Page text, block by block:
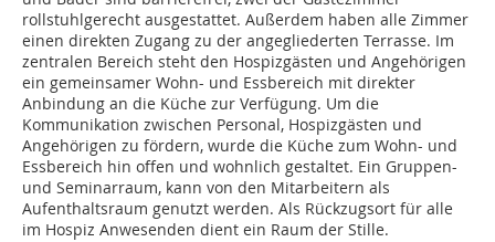
rollstuhlgerecht ausgestattet. Außerdem haben alle Zimmer
einen direkten Zugang zu der angegliederten Terrasse. Im
zentralen Bereich steht den Hospizgästen und Angehörigen
ein gemeinsamer Wohn- und Essbereich mit direkter
Anbindung an die Küche zur Verfügung. Um die
Kommunikation zwischen Personal, Hospizgästen und
Angehörigen zu fördern, wurde die Küche zum Wohn- und
Essbereich hin offen und wohnlich gestaltet. Ein Gruppen-
und Seminarraum, kann von den Mitarbeitern als
Aufenthaltsraum genutzt werden. Als Rückzugsort für alle
im Hospiz Anwesenden dient ein Raum der Stille.